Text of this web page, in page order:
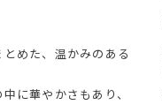
めた、温かみのある
に華やかさもあり、